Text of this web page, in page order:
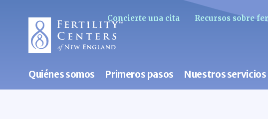
Concierte una cita Recursos sobre
Quiénes somos Primeros pasos Nuestros servicios